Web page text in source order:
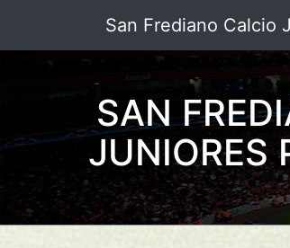
San Frediano Calcio
SAN
JUNIORES